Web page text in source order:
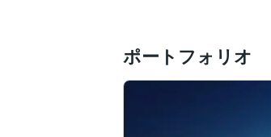
ポートフォリオ